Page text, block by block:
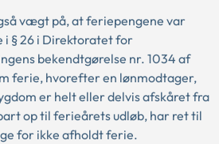
vægt på, at feriepengene var
§ 26 i Direktoratet for
bekendtgørelse nr. 1034 af
ferie, hvorefter en lønmodtager,
er helt eller delvis afskåret fra
op til ferieårets udløb, har ret til
for ikke afholdt ferie.